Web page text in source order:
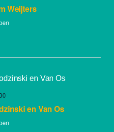
Weijters
en Van Os